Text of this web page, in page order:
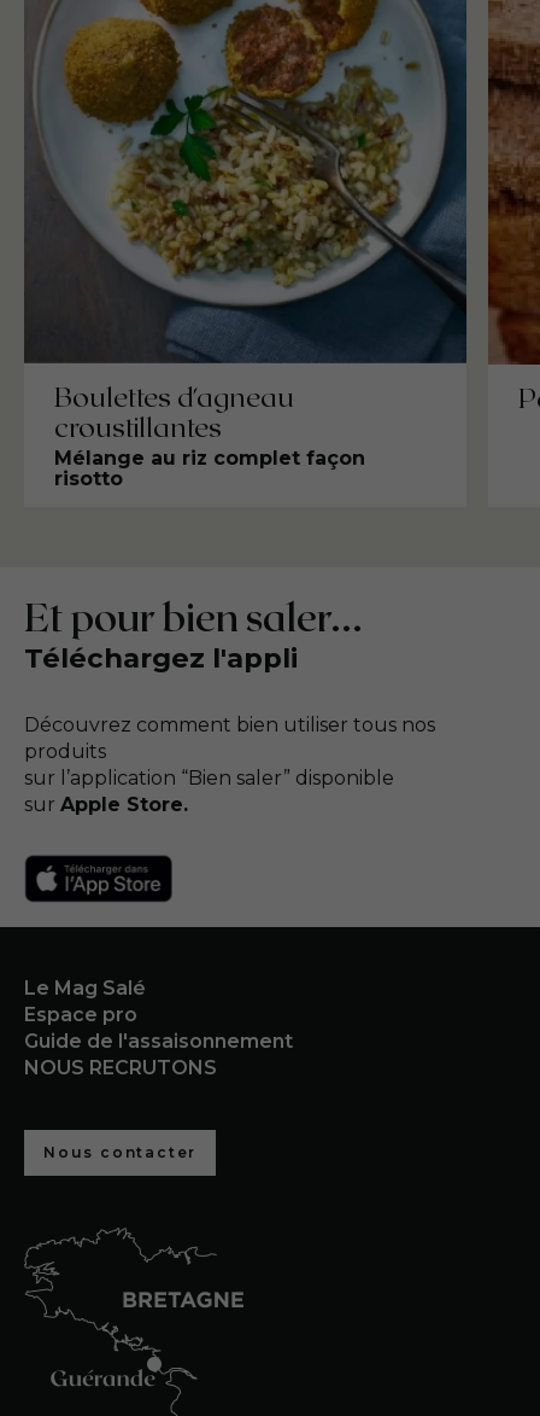
Boulettes d'agneau
croustillantes
Mélange au riz complet façon
risotto
Et pour bien saler...
Téléchargez l'appli
Découvrez comment bien utiliser tous nos
produits
sur l’application “Bien saler” disponible
sur Apple Store.
Le Mag Salé
Espace pro
Guide de l'assaisonnement
NOUS RECRUTONS
Nous contacter